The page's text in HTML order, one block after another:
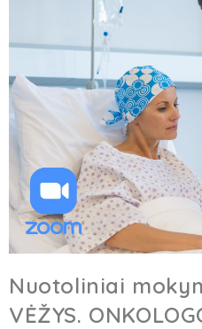
Nuotoliniai
VĖŽYS.